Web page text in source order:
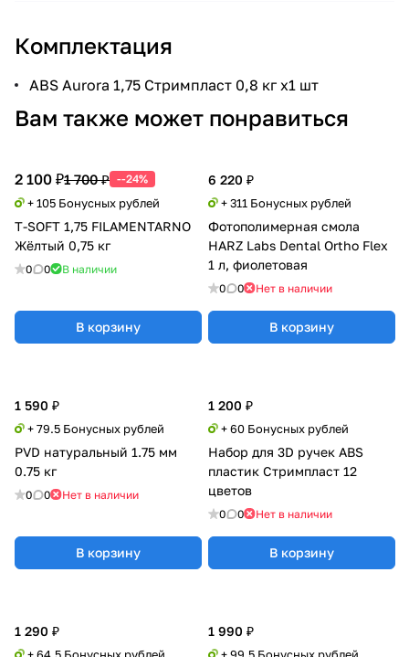
Комплектация
ABS Aurora 1,75 Стримпласт 0,8 кг x1 шт
Вам также может понравиться
2 100 ₽1 700 ₽ --24%
+ 105 Бонусных рублей
T-SOFT 1,75 FILAMENTARNO
Жёлтый 0,75 кг
0 0 В наличии
В корзину
6 220 ₽
+ 311 Бонусных рублей
Фотополимерная смола
HARZ Labs Dental Ortho Flex
1 л, фиолетовая
0 0 Нет в наличии
В корзину
1 200 ₽
+ 60 Бонусных рублей
Набор для 3D ручек ABS
пластик Стримпласт 12
цветов
0 0 Нет в наличии
В корзину
1 290 ₽ 1 990 ₽
1 590 ₽
+ 79.5 Бонусных рублей
PVD натуральный 1.75 мм
0.75 кг
0 0 Нет в наличии
В корзину